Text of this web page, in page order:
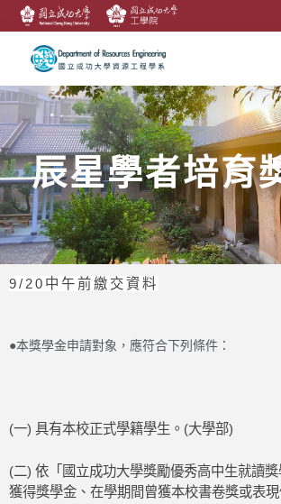
辰星學者培育
9/20中午前繳交資料
●本獎學金申請對象，應符合下列條件：
(一) 具有本校正式學籍學生。(大學部)
(二) 依「國立成功大學獎勵優秀高中生就讀
獲得獎學金、在學期間曾獲本校書卷獎或表